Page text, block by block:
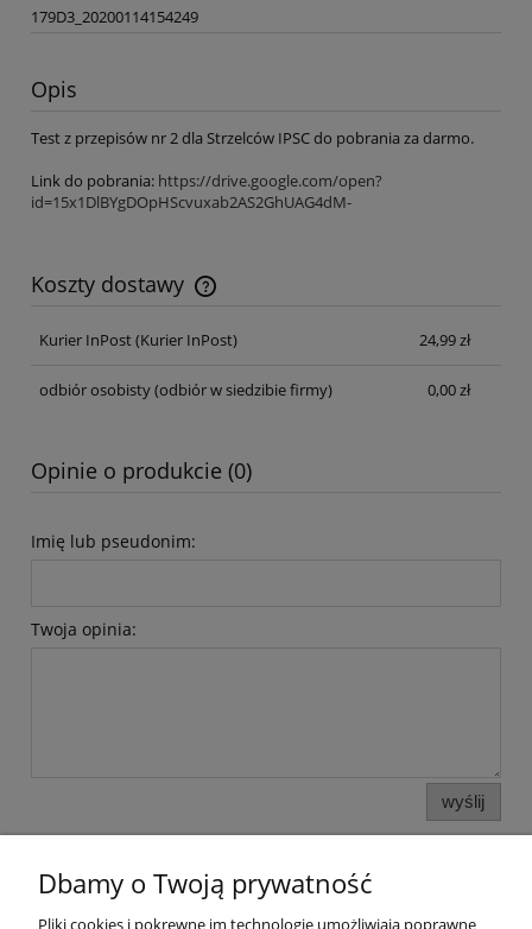
179D3_20200114154249
Opis
Test z przepisów nr 2 dla Strzelców IPSC do pobrania za darmo.
Link do pobrania: https://drive.google.com/open?
id=15x1DlBYgDOpHScvuxab2AS2GhUAG4dM-
Koszty dostawy
Cena nie zawiera ewentualnych kosztów płatności
Kurier InPost(Kurier InPost) 24,99 zł
odbiór osobisty(odbiór w siedzibie firmy) 0,00 zł
Opinie o produkcie (0)
Imię lub pseudonim:
Twoja opinia:
wyślij
Dbamy o Twoją prywatność
Pliki cookies i pokrewne im technologie umożliwiają poprawne